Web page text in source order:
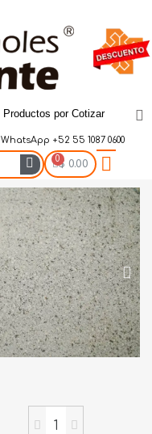
Productos por Cotizar
WhatsApp +52 55 1087 0600
$ 0.00